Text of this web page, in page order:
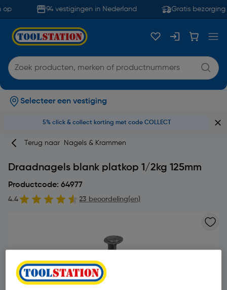
94 vestigingen in Nederland Gratis bezorging
Selecteer een vestiging
5% click & collect korting met code COLLECT
Terug naar Nagels & Krammen
Draadnagels blank platkop 1/2kg 125mm
Productcode: 64977
4.4 23 beoordeling(en)